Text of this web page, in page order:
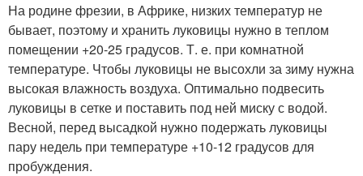
На родине фрезии, в Африке, низких температур не
бывает, поэтому и хранить луковицы нужно в теплом
помещении +20-25 градусов. Т. е. при комнатной
температуре. Чтобы луковицы не высохли за зиму нужна
высокая влажность воздуха. Оптимально подвесить
луковицы в сетке и поставить под ней миску с водой.
Весной, перед высадкой нужно подержать луковицы
пару недель при температуре +10-12 градусов для
пробуждения.